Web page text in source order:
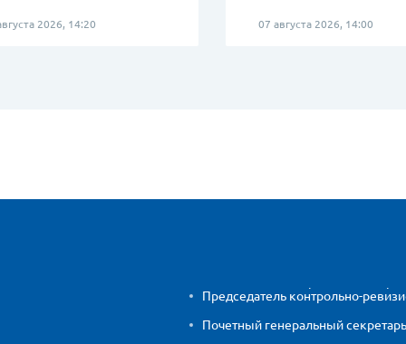
2026, 14:20 07 августа 2026, 14:00
Председатель контрольно-
Почетный генеральный секретарь